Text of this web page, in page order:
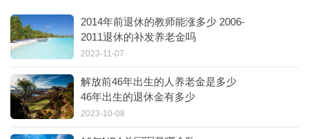
2014年前退休的教师能涨多少 2006-
2011退休的补发养老金吗
2023-11-07
解放前46年出生的人养老金是多少
46年出生的退休金有多少
2023-10-08